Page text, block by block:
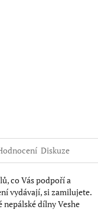
Diskuze
co Vás podpoří a
vydávají, si zamilujete.
nepálské dílny Veshe